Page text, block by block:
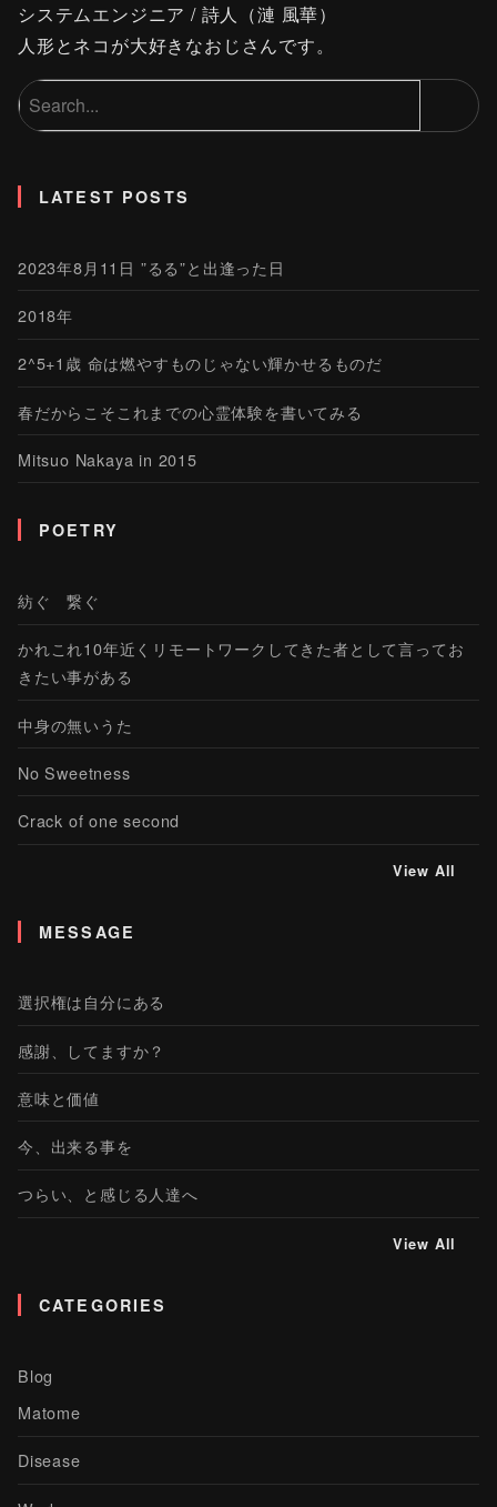
システムエンジニア / 詩人（漣 風華）
人形とネコが大好きなおじさんです。
LATEST POSTS
2023年8月11日 ”るる”と出逢った日
2018年
2^5+1歳 命は燃やすものじゃない輝かせるものだ
春だからこそこれまでの心霊体験を書いてみる
Mitsuo Nakaya in 2015
POETRY
紡ぐ 繋ぐ
かれこれ10年近くリモートワークしてきた者として言ってお
きたい事がある
中身の無いうた
No Sweetness
Crack of one second
View All
MESSAGE
選択権は自分にある
感謝、してますか？
意味と価値
今、出来る事を
つらい、と感じる人達へ
View All
CATEGORIES
Blog
Matome
Disease